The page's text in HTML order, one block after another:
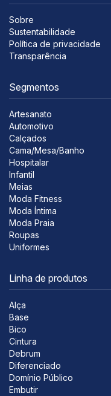
Sobre
Sustentabilidade
Política de privacidade
Transparência
Segmentos
Artesanato
Automotivo
Calçados
Cama/Mesa/Banho
Hospitalar
Infantil
Meias
Moda Fitness
Moda Íntima
Moda Praia
Roupas
Uniformes
Linha de produtos
Alça
Base
Bico
Cintura
Debrum
Diferenciado
Domínio Público
Embutir